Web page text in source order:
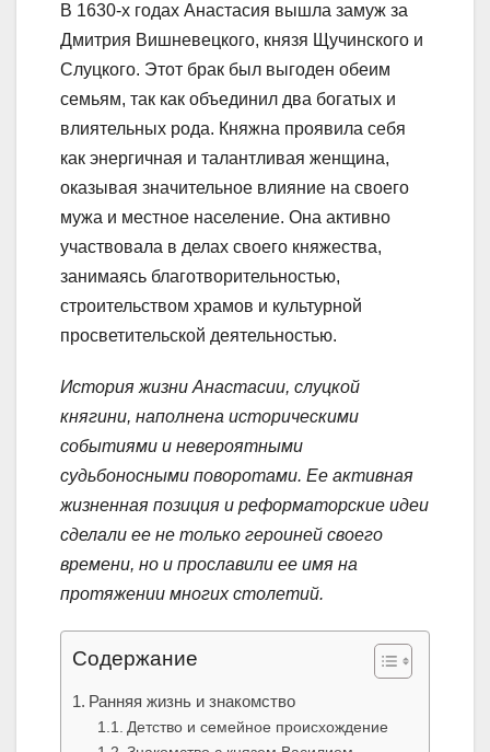
В 1630-х годах Анастасия вышла замуж за
Дмитрия Вишневецкого, князя Щучинского и
Слуцкого. Этот брак был выгоден обеим
семьям, так как объединил два богатых и
влиятельных рода. Княжна проявила себя
как энергичная и талантливая женщина,
оказывая значительное влияние на своего
мужа и местное население. Она активно
участвовала в делах своего княжества,
занимаясь благотворительностью,
строительством храмов и культурной
просветительской деятельностью.
История жизни Анастасии, слуцкой
княгини, наполнена историческими
событиями и невероятными
судьбоносными поворотами. Ее активная
жизненная позиция и реформаторские идеи
сделали ее не только героиней своего
времени, но и прославили ее имя на
протяжении многих столетий.
Содержание
Ранняя жизнь и знакомство
Детство и семейное происхождение